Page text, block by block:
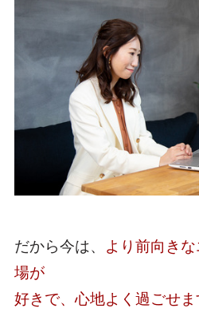
だから今は、 より前向き
場が
好きで、心地よく過ごせま